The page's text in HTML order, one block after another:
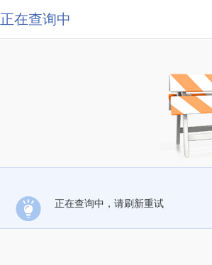
正在查询中
正在查询中，请刷新重试